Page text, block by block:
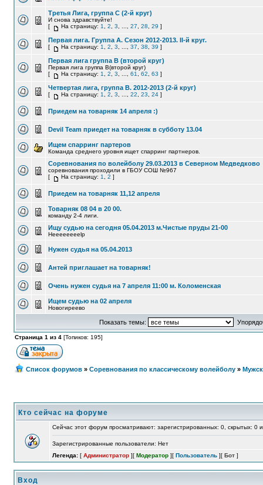
Третья Лига, группа С (2-й круг)
И снова здравствуйте!
[
На страницу: 1 2 3 27 28 29 ]
Первая лига. Группа А. Сезон 2012-2013. II-й круг.
[ На страницу: 1 2 3 37 38 39 ]
Первая лига группа В (второй круг)
Первая лига группа В(второй круг)
[
На страницу: 1 2 3 61 62 63 ]
Четвертая лига, группа B. 2012-2013 (2-й круг)
[ На страницу: 1 2 3 22 23 24 ]
Приедем на товарняк 14 апреля :)
Devil Team приедет на товарняк в субботу 13.04
Ищем спарринг партеров
Команда среднего уровня ищет спарринг партнеров.
Соревнования по волейболу 29.03.2013 в Северном Медведково
соревнования проходили в ГБОУ СОШ №967
[
На страницу: 1 2 ]
Приедем на товарняк 11,12 апреля
Товарняк 08 04 в 20 00.
команду 2-4 лиги.
Ищу судью на сегодня 05.04.2013 м.Чистые пруды 21-00
Heeeeeeeelp
Нужен судья на 05.04.2013
Антей приглашает на товарняк!
Очень нужен судья на 7 апреля 11:00 м. Коломенская
Ищем судью на 02 апреля
Новогиреево
Показать темы:
Страница 1 из 4 [Топиков: 195]
Список форумов » Соревнования по классическому волейболу »
Кто сейчас на форуме
Сейчас этот форум просматривают: зарегистрированных: 0, скрытых: 0
Зарегистрированные пользователи: Нет
Легенда: [ Администратор ][ Модератор ][ Пользователь ][ Бот ]
Вход